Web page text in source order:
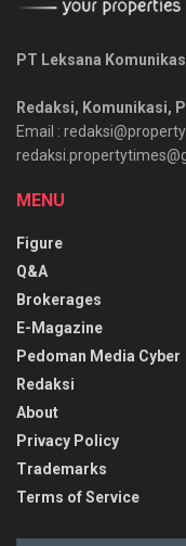
PT Leksana
Redaksi, Komunikasi,
Email :
MENU
Figure
Q&A
Brokerages
E-Magazine
Pedoman Media Cyber
Redaksi
About
Privacy Policy
Trademarks
Terms of Service